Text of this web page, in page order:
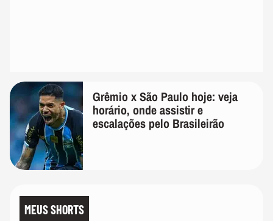
Grêmio x São Paulo hoje: veja
horário, onde assistir e
escalações pelo Brasileirão
MEUS SHORTS